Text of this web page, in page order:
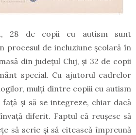
28 de copii cu autism sunt
procesul de incluziune școlară în
din județul Cluj, și 32 de copii
special. Cu ajutorul cadrelor
mulți dintre copiii cu autism
faţă şi să se integreze, chiar dacă
diferit. Faptul că reuşesc să
să scrie şi să citească împreună